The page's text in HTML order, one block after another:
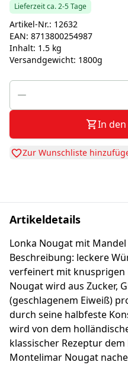
Lieferzeit ca. 2-5 Tage
Artikel-Nr.: 12632
EAN: 8713800254987
Inhalt: 1.5 kg
Versandgewicht: 1800g
In
Zur Wunschliste
Artikeldetails
Lonka Nougat mit Mandel
Beschreibung: leckere
verfeinert mit knusprigen
Nougat wird aus Zucker,
(geschlagenem Eiweiß)
durch seine halbfeste
wird von dem
klassischer Rezeptur
Montelimar Nougat